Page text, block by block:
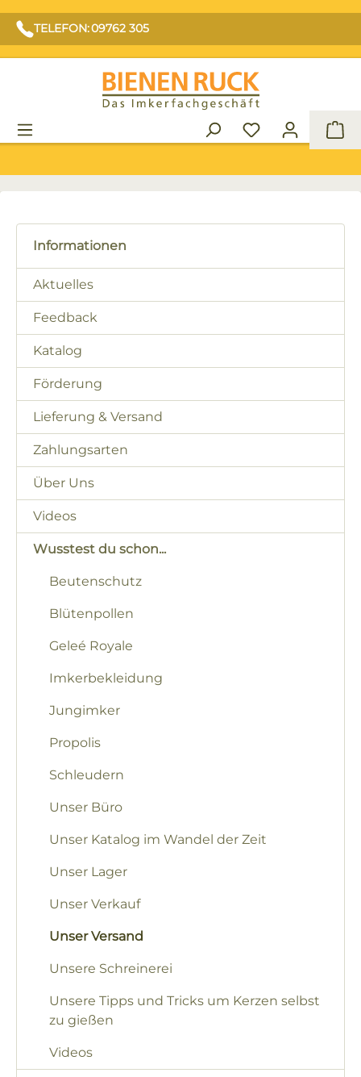
TELEFON: 09762 305
Informationen
Aktuelles
Feedback
Katalog
Förderung
Lieferung & Versand
Zahlungsarten
Über Uns
Videos
Wusstest du schon...
Beutenschutz
Blütenpollen
Geleé Royale
Imkerbekleidung
Jungimker
Propolis
Schleudern
Unser Büro
Unser Katalog im Wandel der Zeit
Unser Lager
Unser Verkauf
Unser Versand
Unsere Schreinerei
Unsere Tipps und Tricks um Kerzen selbst
zu gießen
Videos